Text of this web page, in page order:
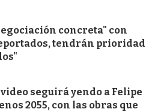
concreta" con
tendrán prioridad
seguirá yendo a Felipe
2055, con las obras que